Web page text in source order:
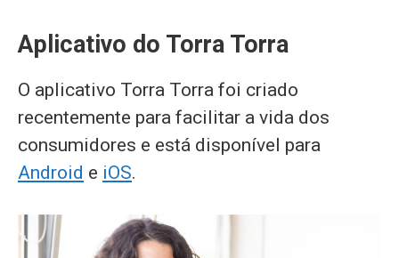
Aplicativo do Torra Torra
O aplicativo Torra Torra foi criado
recentemente para facilitar a vida dos
consumidores e está disponível para
Android e iOS.